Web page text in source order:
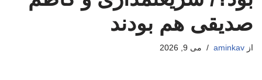
صدیقی هم بودند
از aminkav می 9, 2026